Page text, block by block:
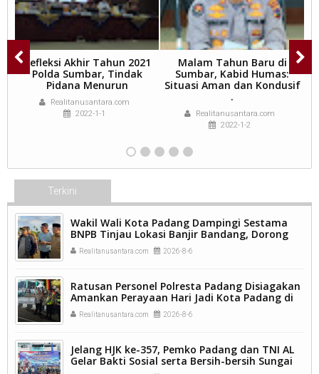
Refleksi Akhir Tahun 2021
Polda Sumbar, Tindak
Pidana Menurun
Realitanusantara.com
2022-1-1
Malam Tahun Baru di
Sumbar, Kabid Humas:
Situasi Aman dan Kondusif
.
Realitanusantara.com
2022-1-2
Terkini
Wakil Wali Kota Padang Dampingi Sestama
BNPB Tinjau Lokasi Banjir Bandang, Dorong
Percepatan Penanganan Pascabencana.
Realitanusantara.com 2026-8-6
Ratusan Personel Polresta Padang Disiagakan
Amankan Perayaan Hari Jadi Kota Padang di
Kawasan Pantai Padang.
Realitanusantara.com 2026-8-6
Jelang HJK ke-357, Pemko Padang dan TNI AL
Gelar Bakti Sosial serta Bersih-bersih Sungai